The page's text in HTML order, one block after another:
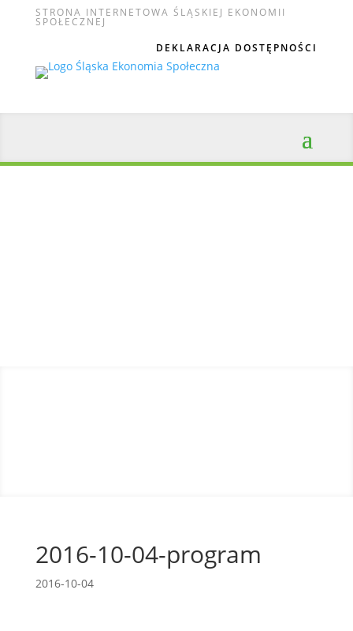
STRONA INTERNETOWA ŚLĄSKIEJ EKONOMII
SPOŁECZNEJ
DEKLARACJA DOSTĘPNOŚCI
2016-10-04-program
2016-10-04